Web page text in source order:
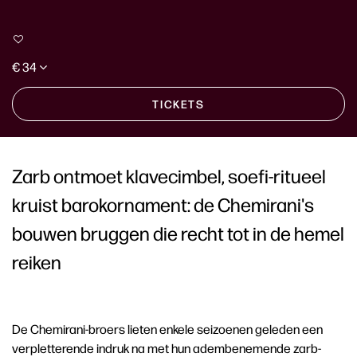
€ 34
TICKETS
Zarb ontmoet klavecimbel, soefi-ritueel
kruist barokornament: de Chemirani's
bouwen bruggen die recht tot in de hemel
reiken
De Chemirani-broers lieten enkele seizoenen geleden een
verpletterende indruk na met hun adembenemende zarb-